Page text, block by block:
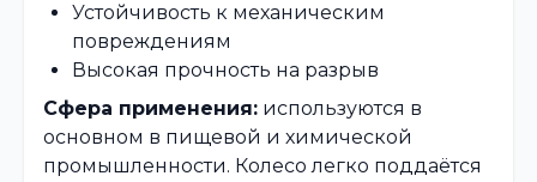
Устойчивость к механическим
повреждениям
Высокая прочность на разрыв
Сфера применения: используются в
основном в пищевой и химической
промышленности. Колесо легко поддаётся